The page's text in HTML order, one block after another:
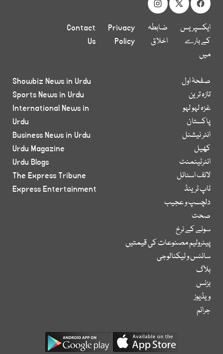
ایکسپریس
کے بارے
میں
ضابطہ
اخلاق
Privacy
Policy
Contact
Us
صفحۂ اول
تازہ ترین
غزہ لہو لہو
پاکستان
انٹر نیشنل
کھیل
انٹرٹینمنٹ
لائف اسٹائل
ٹاپ ٹرینڈ
دلچسپ و عجیب
صحت
سونے کے نرخ
پیٹرولیم مصنوعات کی قیمتیں
سائنس و ٹیکنالوجی
بلاگ
بزنس
ویڈیوز
جرائم
Showbiz News in Urdu
Sports News in Urdu
International News in
Urdu
Business News in Urdu
Urdu Magazine
Urdu Blogs
The Express Tribune
Express Entertainment